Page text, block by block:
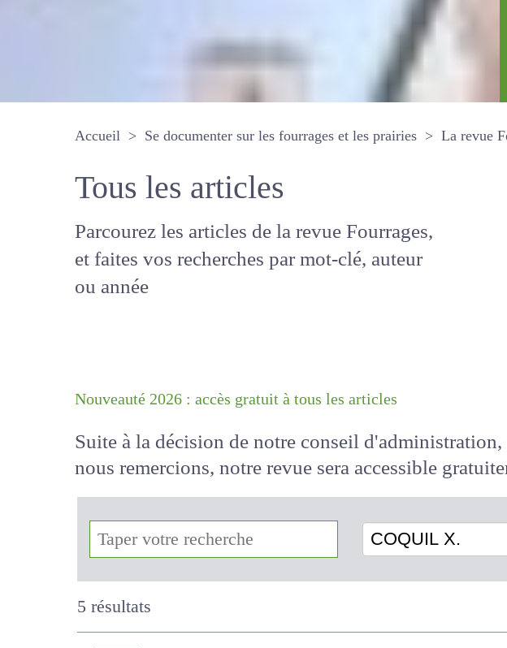
Accueil Se documenter sur les fourrages et les prairies La
Tous les articles
Parcourez les articles de la revue
Fourrages, et faites vos recherches par
mot-clé, auteur ou année
Suite à la décision de notre conseil
nous remercions, notre revue sera accessible
!
COQUIL X.
5 résultats